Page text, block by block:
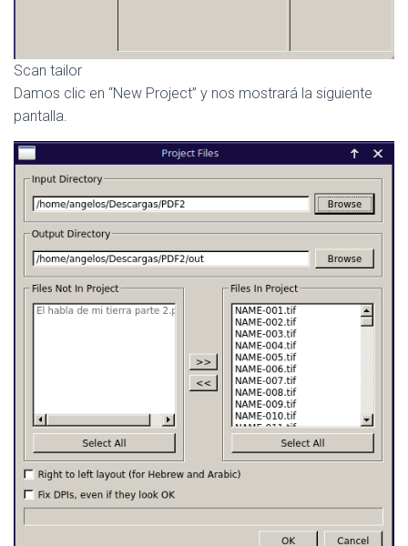
Scan tailor
Damos clic en “New Project” y nos mostrará la siguiente
pantalla.